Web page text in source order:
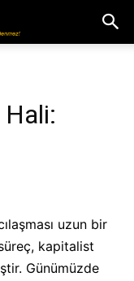
Hali:
uzun bir
kapitalist
Günümüzde